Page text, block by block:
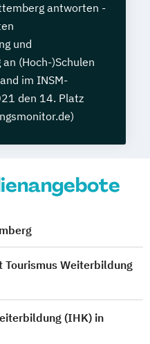
antworten -
und
(Hoch-)Schulen
im INSM-
den 14. Platz
Weiterbildung
(IHK) in